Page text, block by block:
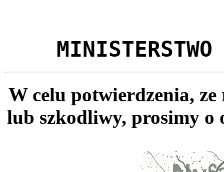
MINISTERSTWO
W celu potwierdzenia,
lub szkodliwy, prosimy o